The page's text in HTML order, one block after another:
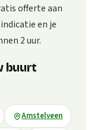
offerte aan
en je
2 uur.
buurt
Amstelveen